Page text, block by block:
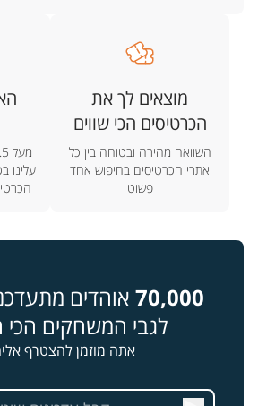
מוצאים לך את
הכרטיסים הכי שווים
השוואה מהירה ובטוחה בין כל
אתרי הכרטיסים בחיפוש אחד
פשוט
עלינו
70,000 אוהדים
לגבי המשחקים הכי
אתה מוזמן להצטרף